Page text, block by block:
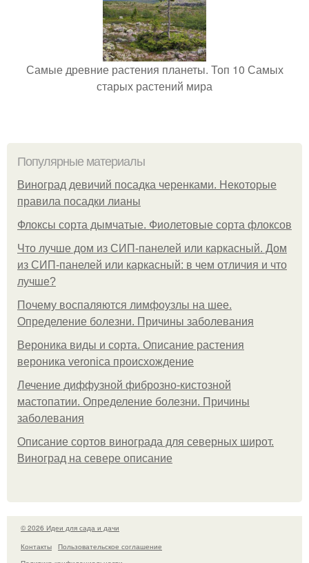
Самые древние растения планеты. Топ 10 Самых
старых растений мира
Популярные материалы
Виноград девичий посадка черенками. Некоторые
правила посадки лианы
Флоксы сорта дымчатые. Фиолетовые сорта флоксов
Что лучше дом из СИП-панелей или каркасный. Дом
из СИП-панелей или каркасный: в чем отличия и что
лучше?
Почему воспаляются лимфоузлы на шее.
Определение болезни. Причины заболевания
Вероника виды и сорта. Описание растения
вероника veronica происхождение
Лечение диффузной фиброзно-кистозной
мастопатии. Определение болезни. Причины
заболевания
Описание сортов винограда для северных широт.
Виноград на севере описание
© 2026 Идеи для сада и дачи
Контакты
Пользовательское соглашение